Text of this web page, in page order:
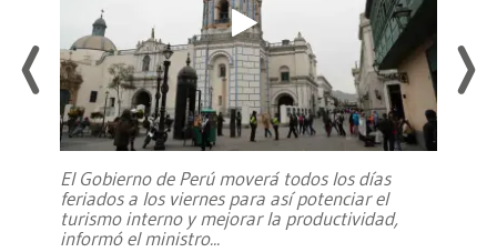
El Gobierno de Perú moverá todos los días
feriados a los viernes para así potenciar el
turismo interno y mejorar la productividad,
informó el ministro...